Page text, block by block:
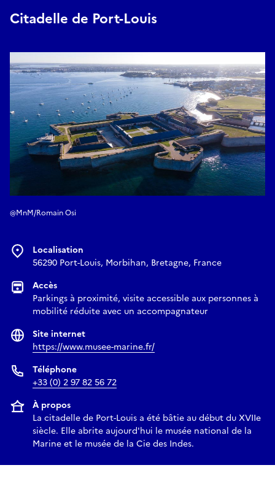
Citadelle de Port-Louis
@MnM/Romain Osi
Localisation
56290 Port-Louis, Morbihan, Bretagne, France
Accès
Parkings à proximité, visite accessible aux personnes à
mobilité réduite avec un accompagnateur
Site internet
https://www.musee-marine.fr/
Téléphone
+33 (0) 2 97 82 56 72
À propos
La citadelle de Port-Louis a été bâtie au début du XVIIe
siècle. Elle abrite aujourd'hui le musée national de la
Marine et le musée de la Cie des Indes.